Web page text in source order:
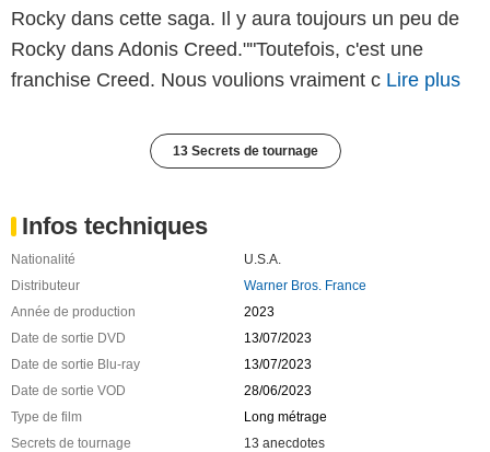
Rocky dans cette saga. Il y aura toujours un peu de
Rocky dans Adonis Creed.""Toutefois, c'est une
franchise Creed. Nous voulions vraiment c Lire plus
13 Secrets de tournage
Infos techniques
Nationalité
U.S.A.
Distributeur
Warner Bros. France
Année de production
2023
Date de sortie DVD
13/07/2023
Date de sortie Blu-ray
13/07/2023
Date de sortie VOD
28/06/2023
Type de film
Long métrage
Secrets de tournage
13 anecdotes